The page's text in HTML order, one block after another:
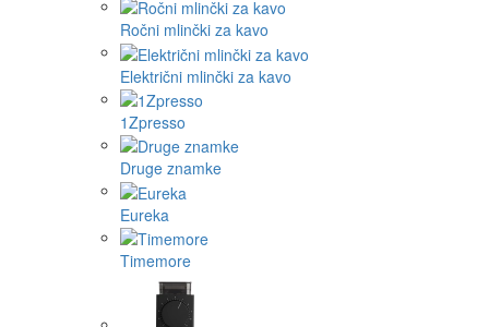
Ročni mlinčki za kavo
Električni mlinčki za kavo
1Zpresso
Druge znamke
Eureka
Timemore